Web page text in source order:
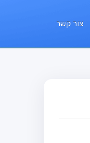
צור קשר